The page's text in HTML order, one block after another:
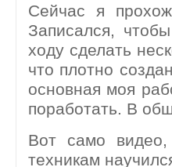
Сейчас я
Записался,
ходу сделать
что плотно
основная моя
поработать. В
Вот само
техникам